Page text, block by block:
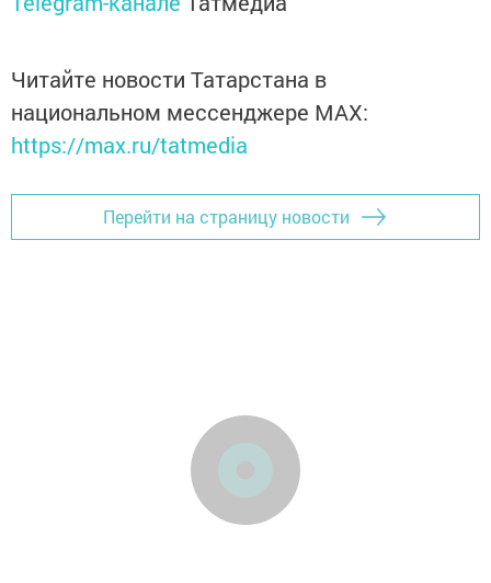
Читайте новости Татарстана в
национальном мессенджере MАХ:
https://max.ru/tatmedia
Перейти на страницу новости